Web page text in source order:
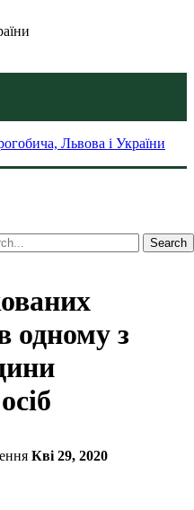
Львова і України
одному з
Кві 29, 2020